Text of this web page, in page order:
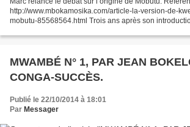
http://www.mbokamosika.com/article-la-version-de-
mobutu-85568564.html Trois ans après son
MWAMBÉ N° 1, PAR JEAN
CONGA-SUCCÈS.
Publié le 22/10/2014 à 18:01
Par Messager